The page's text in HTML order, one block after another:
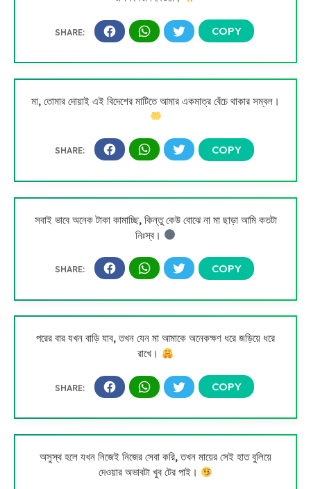
মা, তোমার দোয়াই এই বিদেশের মাটিতে আমার একমাত্র বেঁচে থাকার সম্বল।
সবাই ভাবে অনেক টাকা কামাচ্ছি, কিন্তু কেউ বোঝে না মা ছাড়া আমি কতটা
নিঃস্ব।
পরের বার যখন বাড়ি যাব, তখন যেন মা আমাকে অনেকক্ষণ ধরে জড়িয়ে ধরে
রাখে।
অসুস্থ হলে যখন নিজেই নিজের সেবা করি, তখন মায়ের সেই হাত বুলিয়ে
দেওয়ার অভাবটা খুব টের পাই।